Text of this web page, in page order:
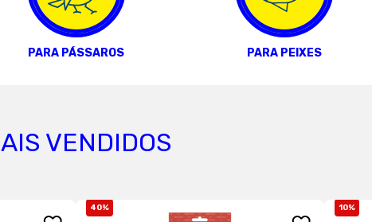
PARA PÁSSAROS PARA PEIXES
VENDIDOS
40% 10%